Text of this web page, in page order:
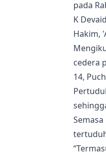
pada
K
Hakim,
cedera
14,